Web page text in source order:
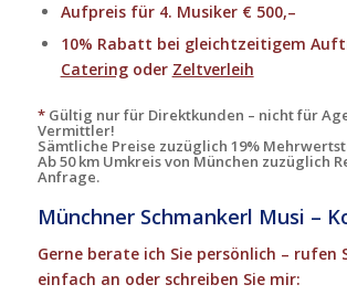
Aufpreis für 4. Musiker € 500,–
10% Rabatt bei gleichtzeitigem
Cateringoder Zeltverleih
*Gültig nur für Direktkunden – nicht für
Vermittler!
Sämtliche Preise zuzüglich 19%
Ab 50 km Umkreis von München zuzüglich
Anfrage.
Münchner Schmankerl Musi –
Gerne berate ich Sie persönlich – rufen
einfach an oder schreiben Sie mir: